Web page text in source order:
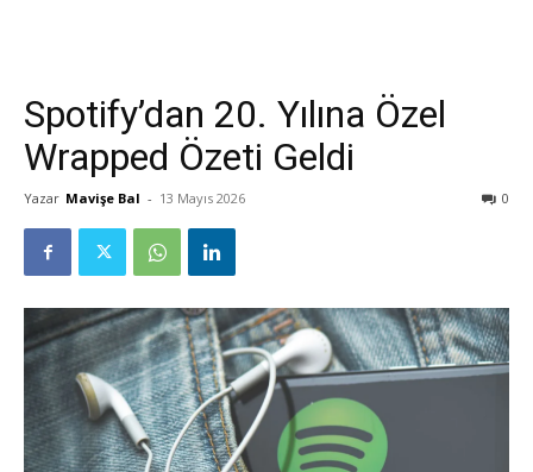
Spotify’dan 20. Yılına Özel
Wrapped Özeti Geldi
Yazar Mavişe Bal - 13 Mayıs 2026 0